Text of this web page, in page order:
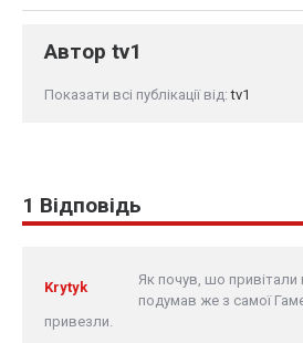
Автор tv1
Показати всі публікації від:tv1
1 Відповідь
Krytyk
Як почув, шо привітали
подумав же з самої
привезли.